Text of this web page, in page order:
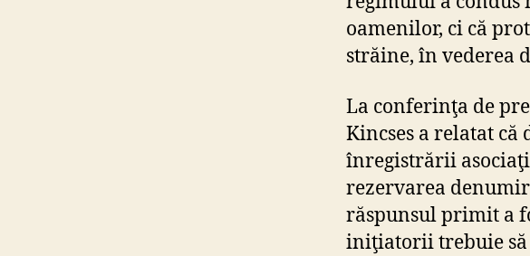
oamenilor, ci că
străine, în vederea
La conferinţa de
Kincses a relatat
înregistrării
rezervarea
răspunsul primit a
iniţiatorii trebuie să